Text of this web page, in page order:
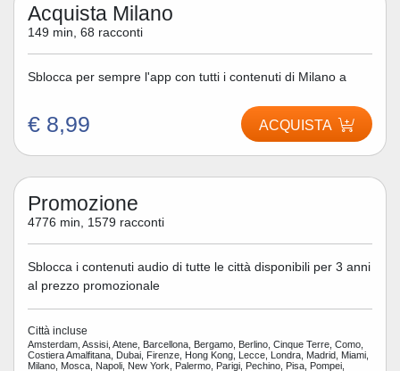
Acquista Milano
149 min, 68 racconti
Sblocca per sempre l'app con tutti i contenuti di Milano a
€ 8,99 ACQUISTA
Promozione
4776 min, 1579 racconti
Sblocca i contenuti audio di tutte le città disponibili per 3 anni
al prezzo promozionale
Città incluse
Amsterdam, Assisi, Atene, Barcellona, Bergamo, Berlino, Cinque Terre, Como,
Costiera Amalfitana, Dubai, Firenze, Hong Kong, Lecce, Londra, Madrid, Miami,
Milano, Mosca, Napoli, New York, Palermo, Parigi, Pechino, Pisa, Pompei,